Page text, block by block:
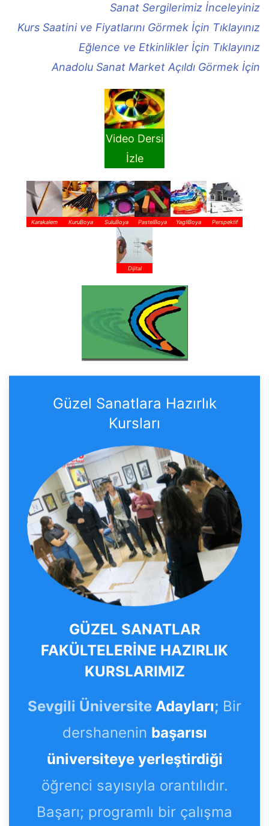
Sanat Sergilerimiz İnceleyiniz
Kurs Saatini ve Fiyatlarını Görmek İçin Tıklayınız
Eğlence ve Etkinlikler İçin Tıklayınız
Anadolu Sanat Market Açıldı Görmek İçin
Video Dersi
İzle
Karakalem KuruBoya SuluBoya PastelBoya YagliBoya Perspektif
Dijital
Güzel Sanatlara Hazırlık
Kursları
GÜZEL SANATLAR
FAKÜLTELERİNE HAZIRLIK
KURSLARIMIZ
Sevgili Üniversite Adayları; Bir
dershanenin başarısı
üniversiteye yerleştirdiği
öğrenci sayısıyla orantılıdır.
Başarı; programlı bir çalışma